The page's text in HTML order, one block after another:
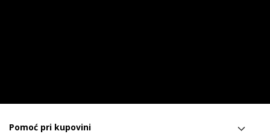
Pomoć pri kupovini